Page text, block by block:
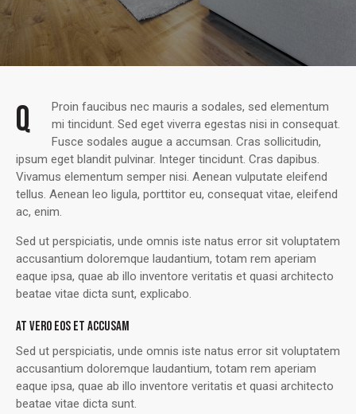
Q
Proin faucibus nec mauris a sodales, sed elementum
mi tincidunt. Sed eget viverra egestas nisi in consequat.
Fusce sodales augue a accumsan. Cras sollicitudin,
ipsum eget blandit pulvinar. Integer tincidunt. Cras dapibus.
Vivamus elementum semper nisi. Aenean vulputate eleifend
tellus. Aenean leo ligula, porttitor eu, consequat vitae, eleifend
ac, enim.
Sed ut perspiciatis, unde omnis iste natus error sit voluptatem
accusantium doloremque laudantium, totam rem aperiam
eaque ipsa, quae ab illo inventore veritatis et quasi architecto
beatae vitae dicta sunt, explicabo.
AT VERO EOS ET ACCUSAM
Sed ut perspiciatis, unde omnis iste natus error sit voluptatem
accusantium doloremque laudantium, totam rem aperiam
eaque ipsa, quae ab illo inventore veritatis et quasi architecto
beatae vitae dicta sunt.